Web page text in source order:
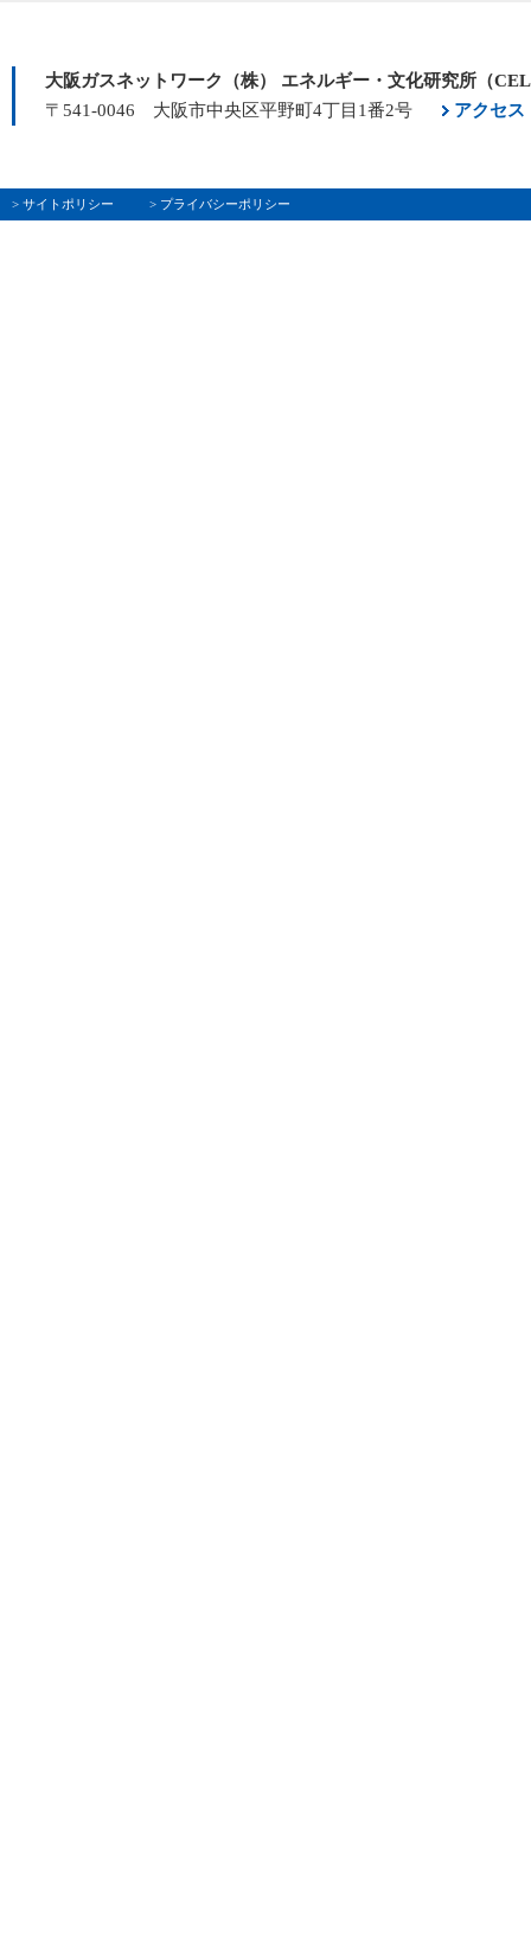
大阪ガスネットワーク（株） エネルギー・文化研究所（
〒541-0046 大阪市中央区平野町4丁目1番2号
アクセス
> サイトポリシー > プライバシーポリシー